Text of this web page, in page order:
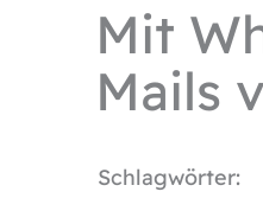
Mit
Mails
Schlagwörter: